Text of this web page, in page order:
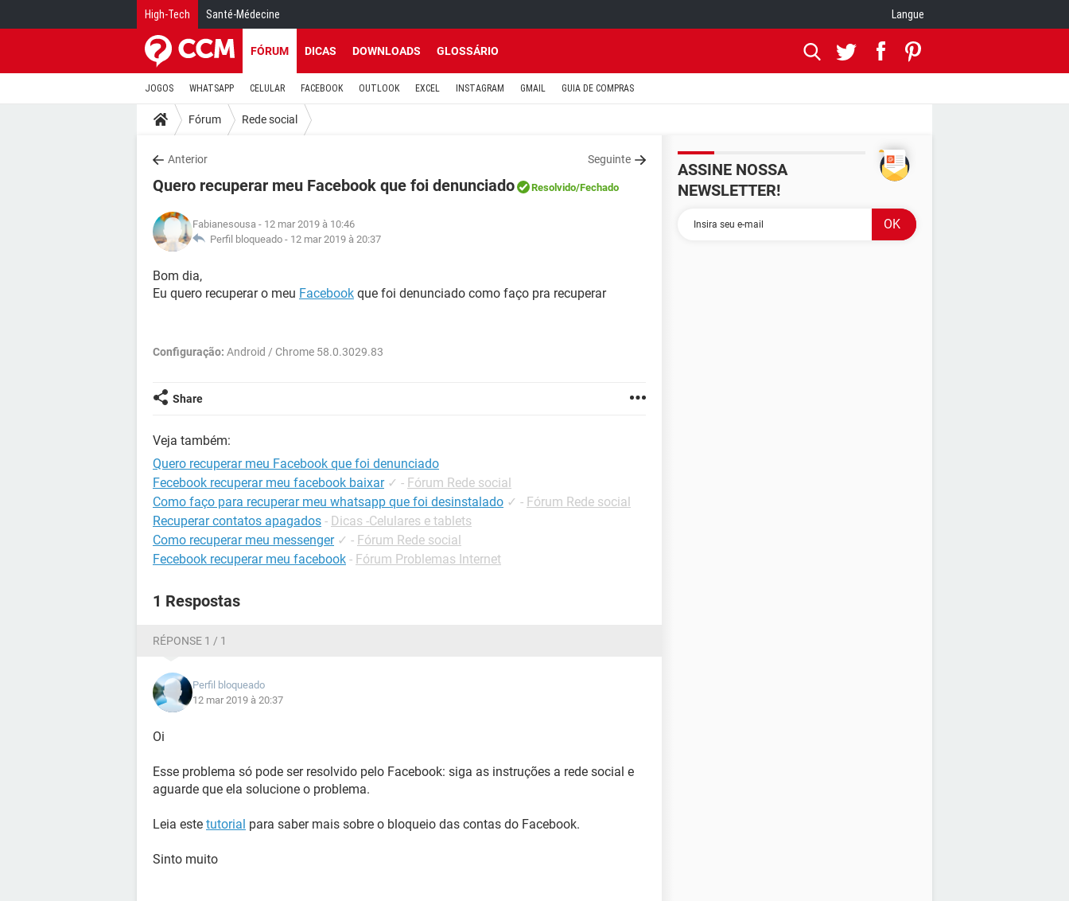
High-Tech Santé-Médecine Langue
FÓRUM DICAS DOWNLOADS GLOSSÁRIO
JOGOS WHATSAPP CELULAR FACEBOOK OUTLOOK EXCEL INSTAGRAM GMAIL GUIA DE COMPRAS
Fórum Rede social
Anterior Seguinte
Quero recuperar meu Facebook que foi denunciado Resolvido/Fechado
Fabianesousa - 12 mar 2019 à 10:46
Perfil bloqueado - 12 mar 2019 à 20:37
Bom dia,
Eu quero recuperar o meu Facebook que foi denunciado como faço pra recuperar
Configuração: Android / Chrome 58.0.3029.83
Share
Veja também:
Quero recuperar meu Facebook que foi denunciado
Fecebook recuperar meu facebook baixar ✓ - Fórum Rede social
Como faço para recuperar meu whatsapp que foi desinstalado ✓ - Fórum Rede social
Recuperar contatos apagados - Dicas -Celulares e tablets
Como recuperar meu messenger ✓ - Fórum Rede social
Fecebook recuperar meu facebook - Fórum Problemas Internet
1 Respostas
RÉPONSE 1 / 1
Perfil bloqueado
12 mar 2019 à 20:37
Oi
Esse problema só pode ser resolvido pelo Facebook: siga as instruções a rede social e
aguarde que ela solucione o problema.
Leia este tutorial para saber mais sobre o bloqueio das contas do Facebook.
Sinto muito
ASSINE NOSSA
NEWSLETTER!